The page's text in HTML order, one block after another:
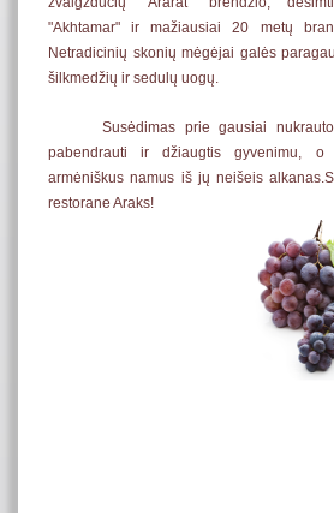
"Akhtamar" ir mažiausiai 20 metų
Netradicinių skonių mėgėjai galės
šilkmedžių ir sedulų uogų.
Susėdimas prie gausiai nukrauto
pabendrauti ir džiaugtis gyvenimu,
armėniškus namus iš jų neišeis
restorane Araks!